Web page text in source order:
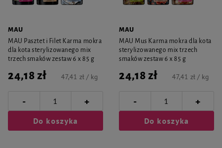
MAU
MAU Pasztet i Filet Karma mokra
dla kota sterylizowanego mix
trzech smaków zestaw 6 x 85 g
24,18 zł 47,41 zł / kg
- +
Do koszyka
MAU
MAU Mus Karma mokra dla kota
sterylizowanego mix trzech
smaków zestaw 6 x 85 g
24,18 zł 47,41 zł / kg
- +
Do koszyka